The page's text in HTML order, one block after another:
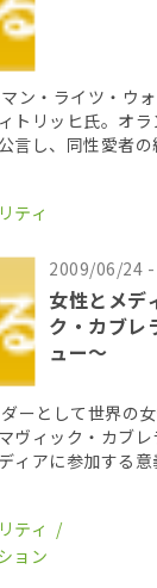
ン・ライツ・ウ
トリッヒ氏。オ
言し、同性愛者
養子縁組に関す
ティ
2009/06/24 -
女性とメデ
ク・カブレ
ュー～
ーとして世界の
ヴィック・カブ
ィアに参加する
ティ
ョン